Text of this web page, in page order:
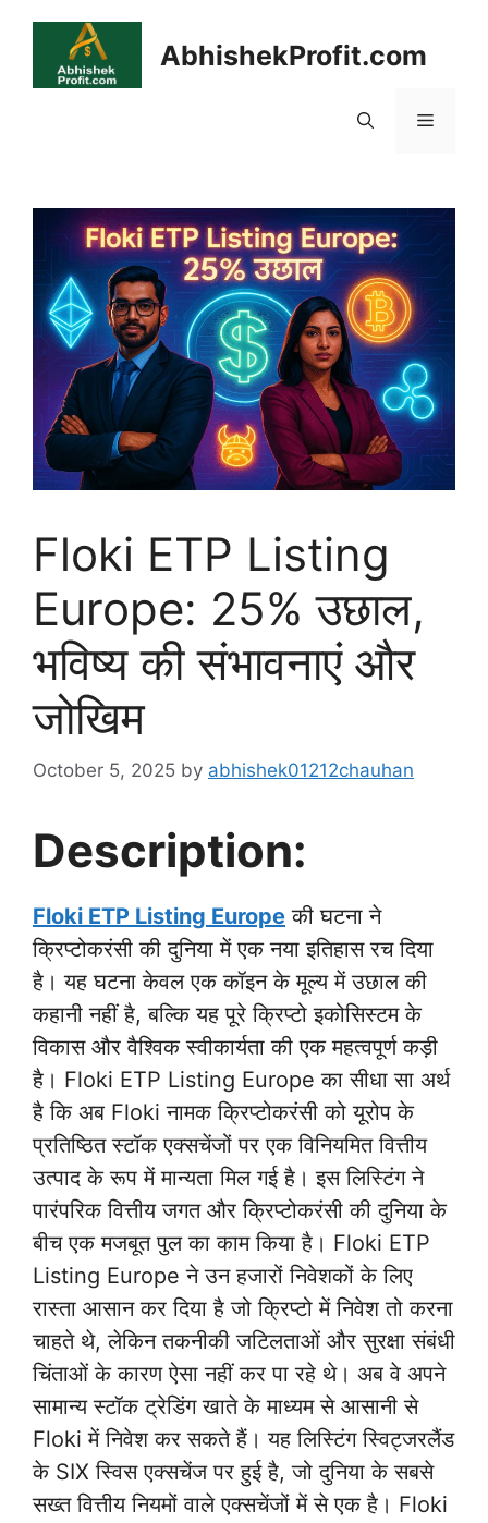
content
AbhishekProfit.com
Menu
Floki ETP Listing
Europe: 25% उछाल,
भविष्य की संभावनाएं और
जोखिम
October 5, 2025 by abhishek01212chauhan
Description:
Floki ETP Listing Europe की घटना ने
क्रिप्टोकरंसी की दुनिया में एक नया इतिहास रच दिया
है। यह घटना केवल एक कॉइन के मूल्य में उछाल की
कहानी नहीं है, बल्कि यह पूरे क्रिप्टो इकोसिस्टम के
विकास और वैश्विक स्वीकार्यता की एक महत्वपूर्ण कड़ी
है। Floki ETP Listing Europe का सीधा सा अर्थ
है कि अब Floki नामक क्रिप्टोकरंसी को यूरोप के
प्रतिष्ठित स्टॉक एक्सचेंजों पर एक विनियमित वित्तीय
उत्पाद के रूप में मान्यता मिल गई है। इस लिस्टिंग ने
पारंपरिक वित्तीय जगत और क्रिप्टोकरंसी की दुनिया के
बीच एक मजबूत पुल का काम किया है। Floki ETP
Listing Europe ने उन हजारों निवेशकों के लिए
रास्ता आसान कर दिया है जो क्रिप्टो में निवेश तो करना
चाहते थे, लेकिन तकनीकी जटिलताओं और सुरक्षा संबंधी
चिंताओं के कारण ऐसा नहीं कर पा रहे थे। अब वे अपने
सामान्य स्टॉक ट्रेडिंग खाते के माध्यम से आसानी से
Floki में निवेश कर सकते हैं। यह लिस्टिंग स्विट्जरलैंड
के SIX स्विस एक्सचेंज पर हुई है, जो दुनिया के सबसे
सख्त वित्तीय नियमों वाले एक्सचेंजों में से एक है। Floki